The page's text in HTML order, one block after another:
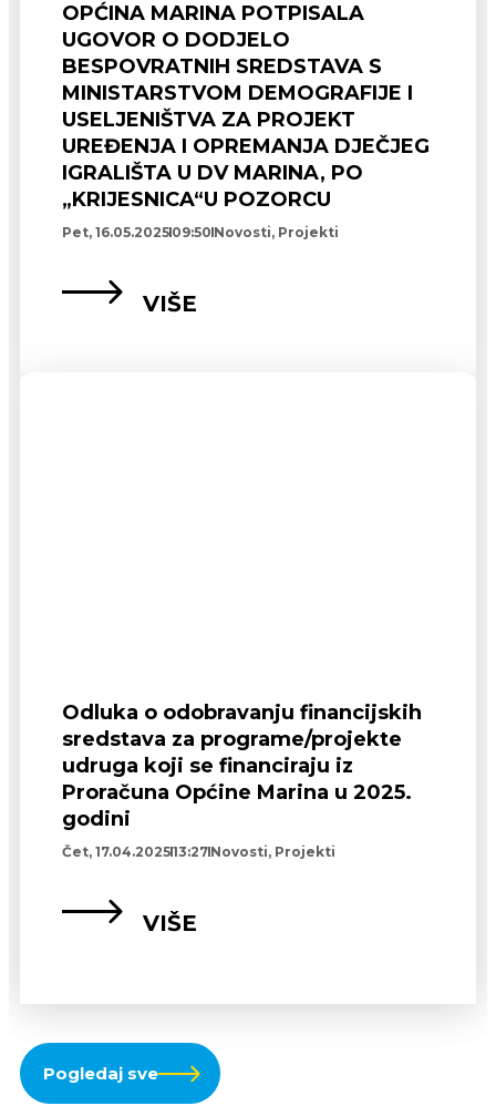
OPĆINA MARINA POTPISALA
UGOVOR O DODJELO
BESPOVRATNIH SREDSTAVA S
MINISTARSTVOM DEMOGRAFIJE I
USELJENIŠTVA ZA PROJEKT
UREĐENJA I OPREMANJA DJEČJEG
IGRALIŠTA U DV MARINA, PO
„KRIJESNICA“U POZORCU
Pet, 16.05.2025 09:50 Novosti, Projekti
VIŠE
Odluka o odobravanju financijskih
sredstava za programe/projekte
udruga koji se financiraju iz
Proračuna Općine Marina u 2025.
godini
Čet, 17.04.202513:27 Novosti, Projekti
VIŠE
Pogledaj sve